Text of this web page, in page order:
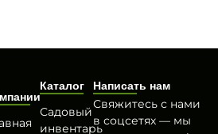
Каталог
Садовый
инвентарь
Написать нам
Свяжитесь с нами
в соцсетях — мы